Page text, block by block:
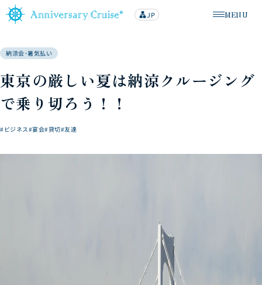
メニューを
MENU
lan
g
JP
納涼会･暑気払い
東京の厳しい夏は納涼クルージング
で乗り切ろう！！
#ビジネス#宴会#貸切#友達